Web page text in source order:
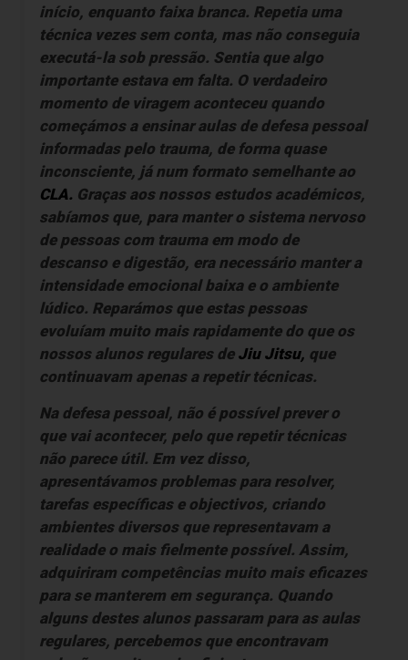
início, enquanto faixa branca. Repetia uma
técnica vezes sem conta, mas não conseguia
executá-la sob pressão. Sentia que algo
importante estava em falta. O verdadeiro
momento de viragem aconteceu quando
começámos a ensinar aulas de defesa pessoal
informadas pelo trauma, de forma quase
inconsciente, já num formato semelhante ao
CLA. Graças aos nossos estudos académicos,
sabíamos que, para manter o sistema nervoso
de pessoas com trauma em modo de
descanso e digestão, era necessário manter a
intensidade emocional baixa e o ambiente
lúdico. Reparámos que estas pessoas
evoluíam muito mais rapidamente do que os
nossos alunos regulares de Jiu Jitsu, que
continuavam apenas a repetir técnicas.
Na defesa pessoal, não é possível prever o
que vai acontecer, pelo que repetir técnicas
não parece útil. Em vez disso,
apresentávamos problemas para resolver,
tarefas específicas e objectivos, criando
ambientes diversos que representavam a
realidade o mais fielmente possível. Assim,
adquiriram competências muito mais eficazes
para se manterem em segurança. Quando
alguns destes alunos passaram para as aulas
regulares, percebemos que encontravam